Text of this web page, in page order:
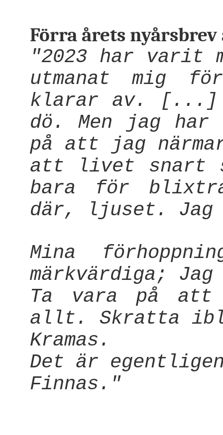
Förra årets nyårsbrev
"2023 har varit
utmanat mig
klarar av. [...]
dö. Men jag har
på att jag
att livet snart
bara för
där, ljuset. Jag
Mina
märkvärdiga;
Ta vara på att
allt. Skratta
Kramas.
Det är
Finnas."